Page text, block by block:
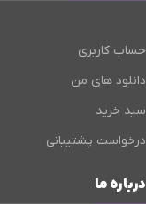
حساب کاربری
دانلود های من
سبد خرید
درخواست پشتیبانی
درباره ما